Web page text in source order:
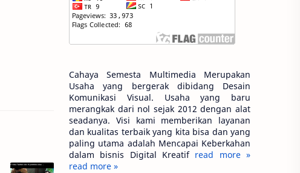
Cahaya Semesta Multimedia Merupakan
Usaha yang bergerak dibidang Desain
Komunikasi Visual. Usaha yang baru
merangkak dari nol sejak 2012 dengan alat
seadanya. Visi kami memberikan layanan
dan kualitas terbaik yang kita bisa dan yang
paling utama adalah Mencapai Keberkahan
dalam bisnis Digital Kreatif read more »
read more »